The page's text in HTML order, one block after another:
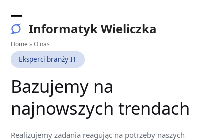
content
Informatyk Wieliczka
Open
mobile
menu
Close
mobile
menu
Home »O nas
Eksperci branży IT
Bazujemy na
najnowszych trendach
Realizujemy zadania reagując na potrzeby naszych